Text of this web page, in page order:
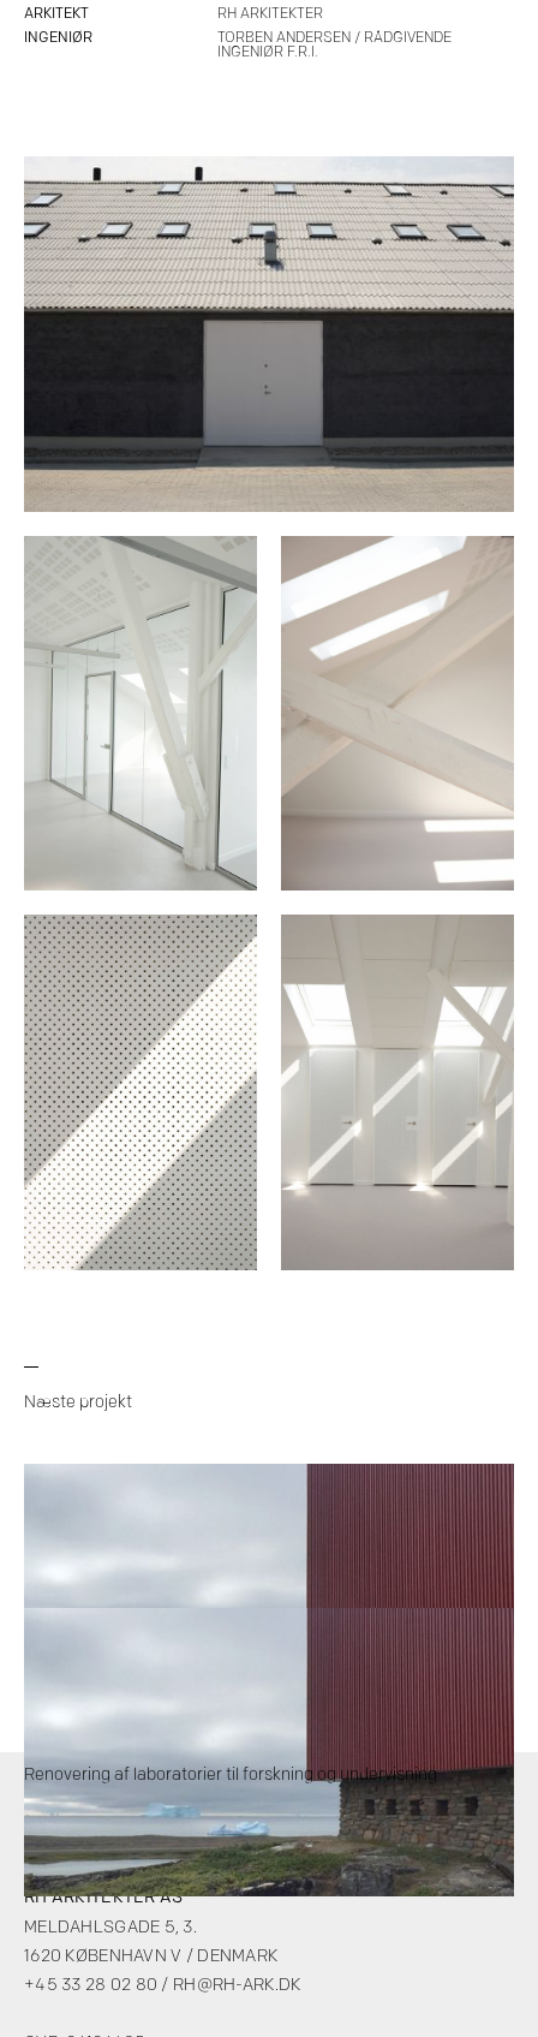
ARKITEKT
RH ARKITEKTER
INGENIØR
TORBEN ANDERSEN / RÅDGIVENDE
INGENIØR F.R.I.
Næste projekt
Renovering af laboratorier til forskning og undervisning
RH ARKITEKTER AS
MELDAHLSGADE 5, 3.
1620 KØBENHAVN V / DENMARK
+45 33 28 02 80 / RH@RH-ARK.DK